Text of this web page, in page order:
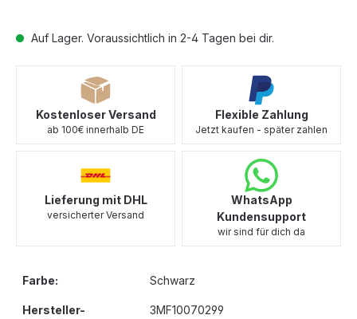
Auf Lager. Voraussichtlich in 2-4 Tagen bei dir.
Kostenloser Versand
ab 100€ innerhalb DE
Flexible Zahlung
Jetzt kaufen - später zahlen
Lieferung mit DHL
versicherter Versand
WhatsApp
Kundensupport
wir sind für dich da
Farbe: Schwarz
Hersteller-
3MF10070299